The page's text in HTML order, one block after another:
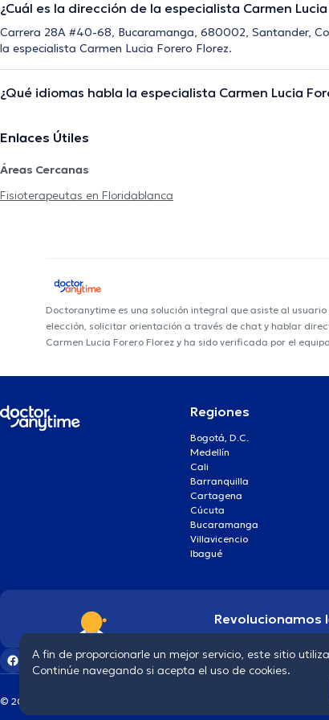
¿Cuál es la dirección de la especialista Carmen
Carrera 28A #40-68, Bucaramanga, 680002, Santander,
la especialista Carmen Lucia Forero Florez.
¿Qué idiomas habla la especialista Carmen Lucia
Enlaces Útiles
Áreas Cercanas
Fisioterapeutas en Floridablanca
Doctoranytime es una solución integral que asiste al
elección, solicitar orientación a través de chat y hablar
Carmen Lucia Forero Florez y ha sido verificada por el
Regiones
Bogotá, D.C.
Medellín
Cali
Barranquilla
Cartagena
Cúcuta
Bucaramanga
Villavicencio
Ibagué
Revolucionamos
© 2026 doctoranytime
A fin de proporcionarle un mejor servicio, este sitio
Continúe navegando si acepta el uso de cookies.